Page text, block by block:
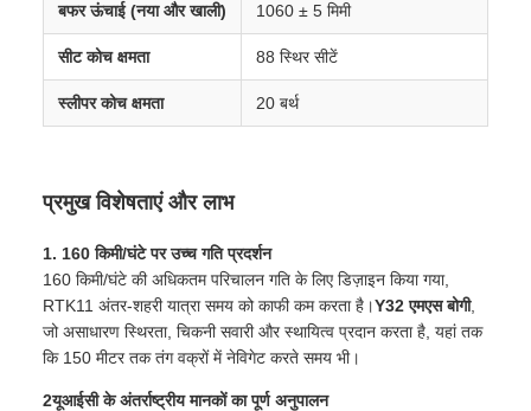
बफर ऊंचाई (नया और खाली) 1060 ± 5 मिमी
सीट कोच क्षमता 88 स्थिर सीटें
स्लीपर कोच क्षमता 20 बर्थ
प्रमुख विशेषताएं और लाभ
1. 160 किमी/घंटे पर उच्च गति प्रदर्शन
160 किमी/घंटे की अधिकतम परिचालन गति के लिए डिज़ाइन किया गया,
RTK11 अंतर-शहरी यात्रा समय को काफी कम करता है।Y32 एमएस बोगी,
जो असाधारण स्थिरता, चिकनी सवारी और स्थायित्व प्रदान करता है, यहां तक
कि 150 मीटर तक तंग वक्रों में नेविगेट करते समय भी।
2यूआईसी के अंतर्राष्ट्रीय मानकों का पूर्ण अनुपालन